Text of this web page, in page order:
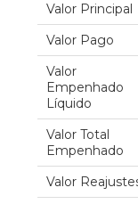
Valor Principal
Valor Pago
Valor
Empenhado
Líquido
Valor Total
Empenhado
Valor